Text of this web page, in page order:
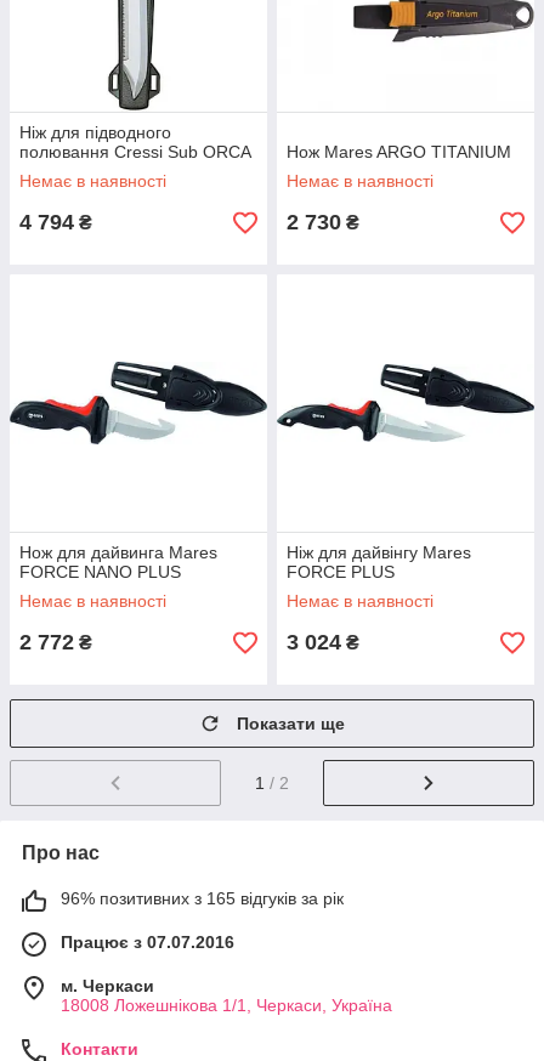
Ніж для підводного
полювання Cressi Sub ORCA
Немає в наявності
4 794 ₴
Нож Mares ARGO TITANIUM
Немає в наявності
2 730 ₴
Нож для дайвинга Mares
FORCE NANO PLUS
Немає в наявності
2 772 ₴
Ніж для дайвінгу Mares
FORCE PLUS
Немає в наявності
3 024 ₴
Показати ще
1 / 2
Про нас
96% позитивних з 165 відгуків за рік
Працює з 07.07.2016
м. Черкаси
18008 Ложешнікова 1/1, Черкаси, Україна
Контакти